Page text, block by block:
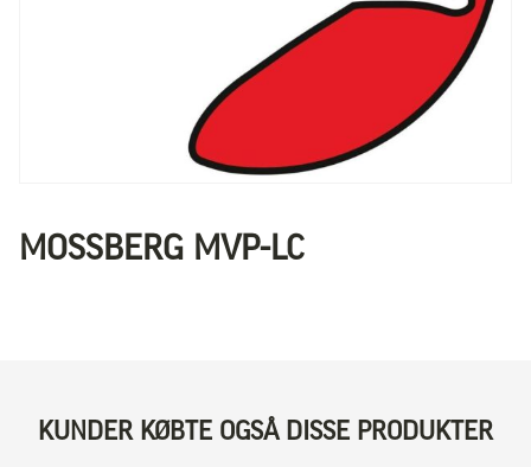
MOSSBERG MVP-LC
KUNDER KØBTE OGSÅ DISSE PRODUKTER